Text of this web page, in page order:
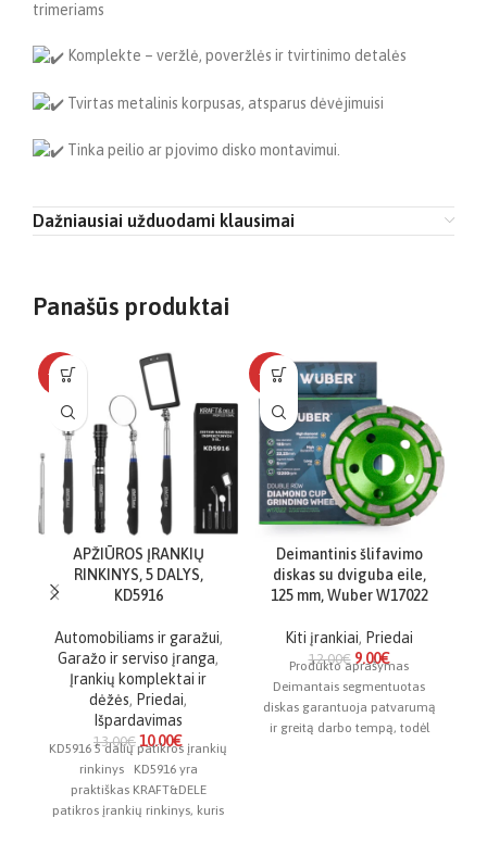
trimeriams
Komplekte – veržlė, poveržlės ir tvirtinimo detalės
Tvirtas metalinis korpusas, atsparus dėvėjimuisi
Tinka peilio ar pjovimo disko montavimui.
Dažniausiai užduodami klausimai
Panašūs produktai
-23%
APŽIŪROS ĮRANKIŲ
RINKINYS, 5 DALYS,
KD5916
Automobiliams ir garažui,
Garažo ir serviso įranga,
Įrankių komplektai ir
dėžės, Priedai,
Išpardavimas
13.00€ 10.00€
KD5916 5 dalių patikros įrankių
rinkinys KD5916 yra
praktiškas KRAFT&DELE
patikros įrankių rinkinys, kuris
-25%
Deimantinis šlifavimo
diskas su dviguba eile,
125 mm, Wuber W17022
Kiti įrankiai, Priedai
12.00€ 9.00€
Produkto aprašymas
Deimantais segmentuotas
diskas garantuoja patvarumą
ir greitą darbo tempą, todėl